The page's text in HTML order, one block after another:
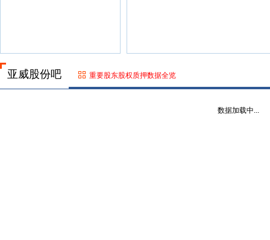
亚威股份吧 重要股东股权质押数据全览